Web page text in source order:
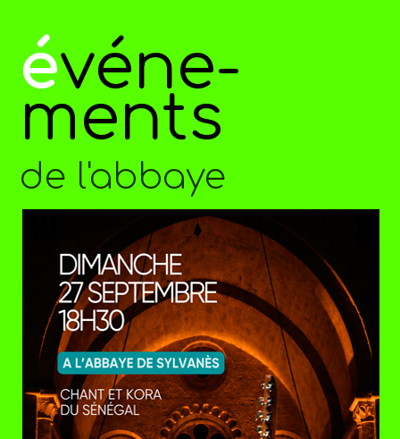
événe-
ments
de l'abbaye